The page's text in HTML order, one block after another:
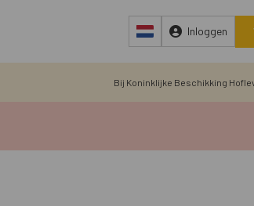
Inloggen
Bij Koninklijke Beschikking